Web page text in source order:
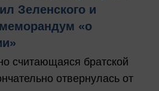
Зеленского и
«о
считающаяся братской
отвернулась от